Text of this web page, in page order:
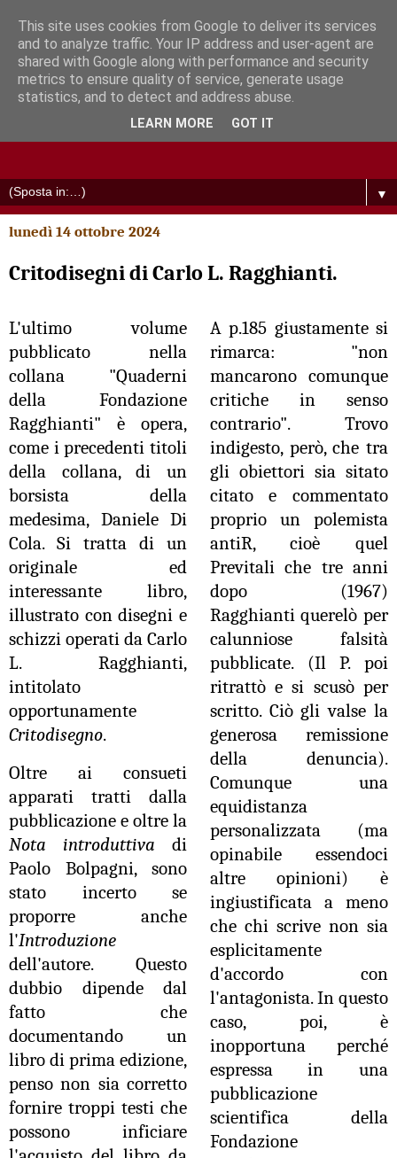
▼
lunedì 14 ottobre 2024
Critodisegni di Carlo L. Ragghianti.
L'ultimo volume
pubblicato nella
collana "Quaderni
della Fondazione
Ragghianti" è opera,
come i precedenti titoli
della collana, di un
borsista della
medesima, Daniele Di
Cola. Si tratta di un
originale ed
interessante libro,
illustrato con disegni e
schizzi operati da Carlo
L. Ragghianti,
intitolato
opportunamente
Critodisegno.
Oltre ai consueti
apparati tratti dalla
pubblicazione e oltre la
Nota introduttiva di
Paolo Bolpagni, sono
stato incerto se
proporre anche
l'Introduzione
dell'autore. Questo
dubbio dipende dal
fatto che
documentando un
libro di prima edizione,
penso non sia corretto
fornire troppi testi che
possono inficiare
A p.185 giustamente si
rimarca: "non
mancarono comunque
critiche in senso
contrario". Trovo
indigesto, però, che tra
gli obiettori sia sitato
citato e commentato
proprio un polemista
antiR, cioè quel
Previtali che tre anni
dopo (1967)
Ragghianti querelò per
calunniose falsità
pubblicate. (Il P. poi
ritrattò e si scusò per
scritto. Ciò gli valse la
generosa remissione
della denuncia).
Comunque una
equidistanza
personalizzata (ma
opinabile essendoci
altre opinioni) è
ingiustificata a meno
che chi scrive non sia
esplicitamente
d'accordo con
l'antagonista. In questo
caso, poi, è
inopportuna perché
espressa in una
pubblicazione
scientifica della
Fondazione
This site uses cookies from Google to deliver its services
and to analyze traffic. Your IP address and user-agent are
shared with Google along with performance and security
metrics to ensure quality of service, generate usage
statistics, and to detect and address abuse.
LEARN MORE GOT IT